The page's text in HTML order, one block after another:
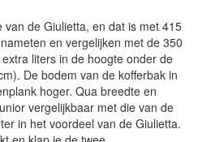
de Giulietta, en dat is met 415
en vergelijken met de 350
liters in de hoogte onder de
De bodem van de kofferbak in
hoger. Qua breedte en
vergelijkbaar met die van de
in het voordeel van de Giulietta.